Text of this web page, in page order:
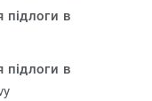
підлоги в
підлоги в